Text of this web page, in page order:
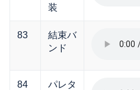
装
83
結束バ
ンド
84
パレタ